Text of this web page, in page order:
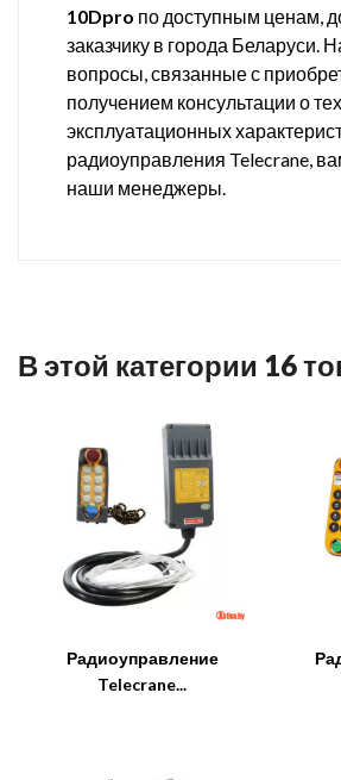
10Dpro по доступным ценам,
заказчику в города Беларуси.
вопросы, связанные с
получением консультации о
эксплуатационных
радиоуправления Telecrane,
наши менеджеры.
В этой категории 16
Радиоуправление
Telecrane...